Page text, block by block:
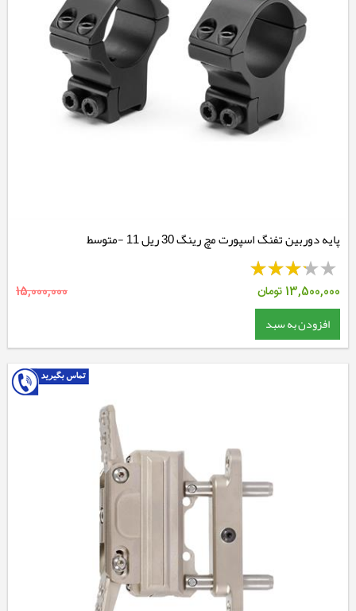
پایه دوربین تفنگ اسپورت مچ رینگ 30 ریل 11 -متوسط
13,500,000 تومان 15,000,000
افزودن به سبد